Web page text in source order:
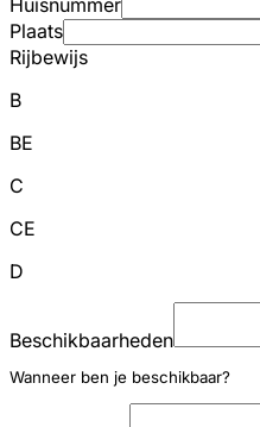
Huisnummer
Plaats
Rijbewijs
B
BE
C
CE
D
Beschikbaarheden
Wanneer ben je beschikbaar?